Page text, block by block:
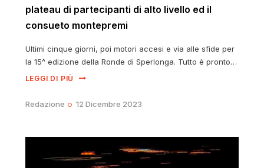
plateau di partecipanti di alto livello ed il
consueto montepremi
Ultimi cinque giorni, poi motori accesi e via alle sfide per
la 15^ edizione della Ronde di Sperlonga. Tutto è pronto…
LEGGI DI PIÙ
Redazione 12 Dicembre 2023